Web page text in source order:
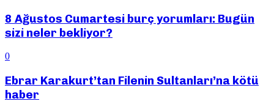
8 Ağustos Cumartesi burç yorumları: Bugün
sizi neler bekliyor?
0
Ebrar Karakurt’tan Filenin Sultanları’na kötü
haber